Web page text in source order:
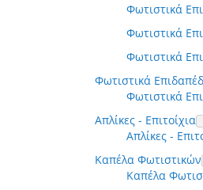
Φωτιστικά
Φωτιστικά
Φωτιστικά
Φωτιστικά
Φωτιστικά
Απλίκες - Επιτοίχια
Απλίκες -
Καπέλα Φωτιστικών
Καπέλα